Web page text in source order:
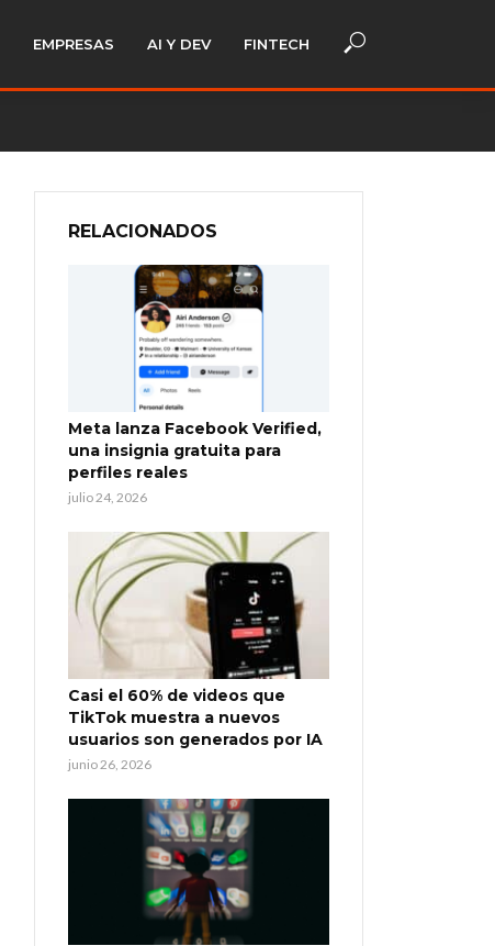
EMPRESAS AI Y DEV FINTECH
RELACIONADOS
Meta lanza Facebook Verified,
una insignia gratuita para
perfiles reales
julio 24, 2026
Casi el 60% de videos que
TikTok muestra a nuevos
usuarios son generados por IA
junio 26, 2026